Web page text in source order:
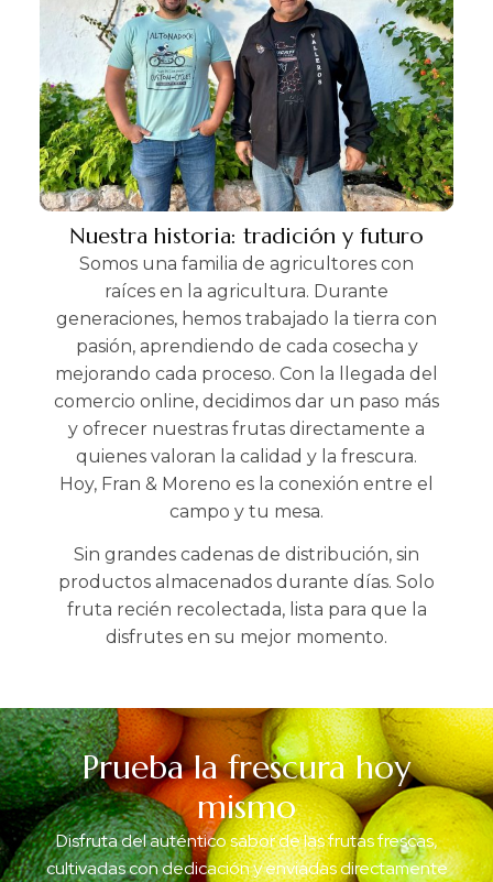
Nuestra historia: tradición y futuro
Somos una familia de agricultores con
raíces en la agricultura. Durante
generaciones, hemos trabajado la tierra con
pasión, aprendiendo de cada cosecha y
mejorando cada proceso. Con la llegada del
comercio online, decidimos dar un paso más
y ofrecer nuestras frutas directamente a
quienes valoran la calidad y la frescura.
Hoy, Fran & Moreno es la conexión entre el
campo y tu mesa.
Sin grandes cadenas de distribución, sin
productos almacenados durante días. Solo
fruta recién recolectada, lista para que la
disfrutes en su mejor momento.
Prueba la frescura hoy
mismo
Disfruta del auténtico sabor de las frutas frescas,
cultivadas con dedicación y enviadas directamente